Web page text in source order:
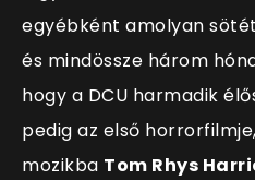
egyébként amolyan
és mindössze három
hogy a DCU harmadik
pedig az első
mozikba Tom Rhys